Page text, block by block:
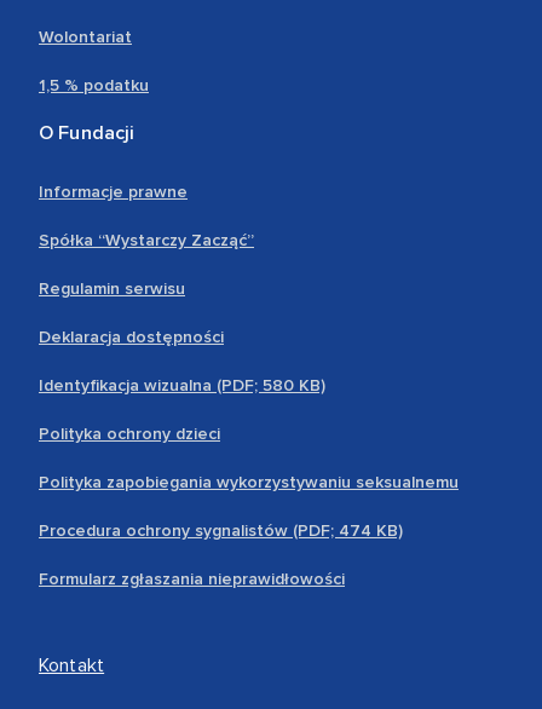
Wolontariat
1,5 % podatku
O Fundacji
Informacje prawne
Spółka “Wystarczy Zacząć”
Regulamin serwisu
Deklaracja dostępności
Identyfikacja wizualna (PDF; 580 KB)
Polityka ochrony dzieci
Polityka zapobiegania wykorzystywaniu seksualnemu
Procedura ochrony sygnalistów (PDF; 474 KB)
Formularz zgłaszania nieprawidłowości
Kontakt